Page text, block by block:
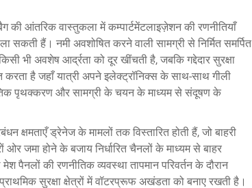
की आंतरिक वास्तुकला में कम्पार्टमेंटलाइज़ेशन की रणनीतियाँ
हैं। नमी अवशोषित करने वाली सामग्री से निर्मित समर्पित
भी अवशेष आर्द्रता को दूर खींचती है, जबकि गद्देदार सुरक्षा
करता है जहाँ यात्री अपने इलेक्ट्रॉनिक्स के साथ-साथ गीली
पृथक्करण और सामग्री के चयन के माध्यम से संदूषण के
ड्रेनेज के मामलों तक विस्तारित होती हैं, जो बाहरी
ओर जमा होने के बजाय निर्धारित चैनलों के माध्यम से बाहर
पैनलों की रणनीतिक व्यवस्था तापमान परिवर्तन के दौरान
सुरक्षा क्षेत्रों में वॉटरप्रूफ अखंडता को बनाए रखती है।